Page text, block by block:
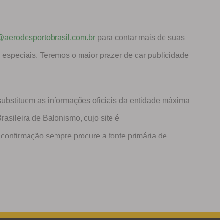
para contar mais de suas
Teremos o maior prazer de dar publicidade
as informações oficiais da entidade máxima
de Balonismo, cujo site é
sempre procure a fonte primária de